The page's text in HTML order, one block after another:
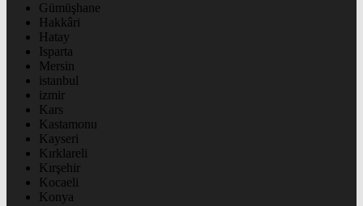
Gümüşhane
Hakkâri
Hatay
Isparta
Mersin
istanbul
izmir
Kars
Kastamonu
Kayseri
Kırklareli
Kırşehir
Kocaeli
Konya